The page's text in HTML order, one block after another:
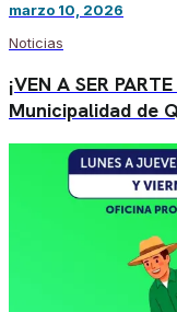
marzo 10, 2026
Noticias
¡VEN A SER
Municipalidad de